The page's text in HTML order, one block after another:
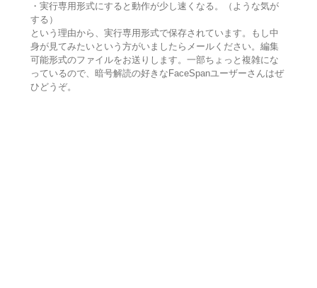
・実行専用形式にすると動作が少し速くなる。（ような気が
する）
という理由から、実行専用形式で保存されています。もし中
身が見てみたいという方がいましたらメールください。編集
可能形式のファイルをお送りします。一部ちょっと複雑にな
っているので、暗号解読の好きなFaceSpanユーザーさんはぜ
ひどうぞ。